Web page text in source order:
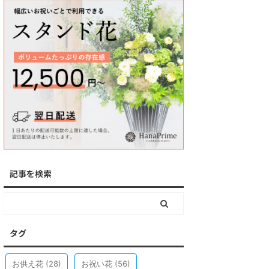
記事を検索
タグ
お供え花 (28) お祝い花 (56)